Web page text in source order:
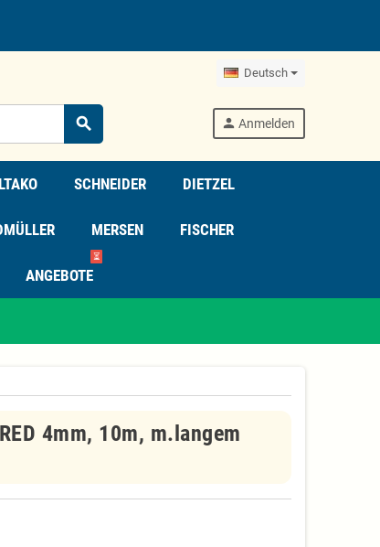
Deutsch
search person Anmelden
SCHNEIDER DIETZEL
MERSEN FISCHER
ANGEBOTE
⏳
4mm, 10m, m.langem